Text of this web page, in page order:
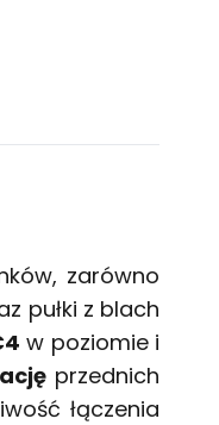
zarówno
pułki z blach
w poziomie i
przednich
łączenia